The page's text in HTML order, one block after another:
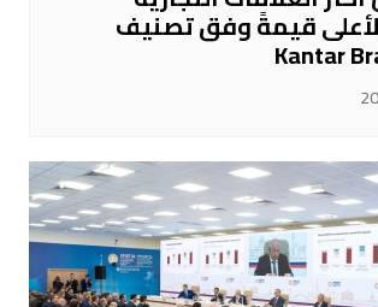
قيمةً وفق تصنيف
Kantar